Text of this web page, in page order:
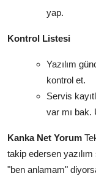
yap.
Kontrol Listesi
Yazılım
kontrol et.
Servis
var mı bak.
Kanka Net Yorum
takip edersen
"ben anlamam"